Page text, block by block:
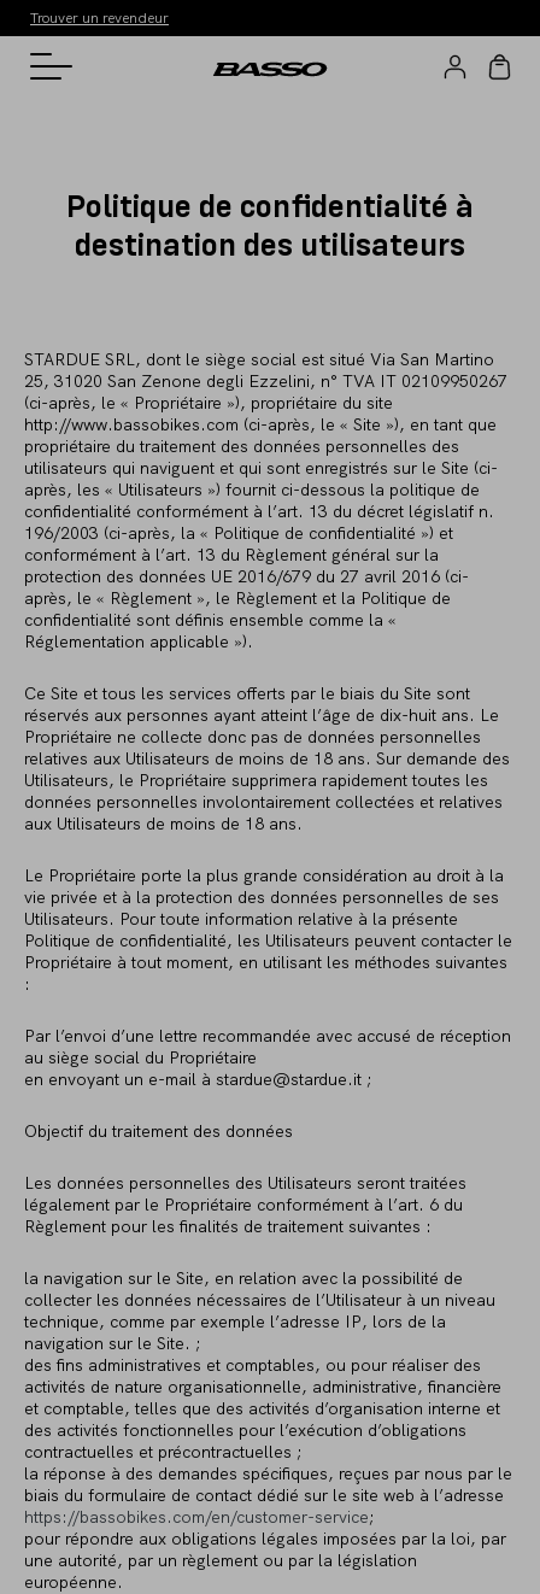
Trouver un revendeur
Politique de confidentialité à
destination des utilisateurs
STARDUE SRL, dont le siège social est situé Via San Martino
25, 31020 San Zenone degli Ezzelini, n° TVA IT 02109950267
(ci-après, le « Propriétaire »), propriétaire du site
http://www.bassobikes.com (ci-après, le « Site »), en tant que
propriétaire du traitement des données personnelles des
utilisateurs qui naviguent et qui sont enregistrés sur le Site (ci-
après, les « Utilisateurs ») fournit ci-dessous la politique de
confidentialité conformément à l’art. 13 du décret législatif n.
196/2003 (ci-après, la « Politique de confidentialité ») et
conformément à l’art. 13 du Règlement général sur la
protection des données UE 2016/679 du 27 avril 2016 (ci-
après, le « Règlement », le Règlement et la Politique de
confidentialité sont définis ensemble comme la «
Réglementation applicable »).
Ce Site et tous les services offerts par le biais du Site sont
réservés aux personnes ayant atteint l’âge de dix-huit ans. Le
Propriétaire ne collecte donc pas de données personnelles
relatives aux Utilisateurs de moins de 18 ans. Sur demande des
Utilisateurs, le Propriétaire supprimera rapidement toutes les
données personnelles involontairement collectées et relatives
aux Utilisateurs de moins de 18 ans.
Le Propriétaire porte la plus grande considération au droit à la
vie privée et à la protection des données personnelles de ses
Utilisateurs. Pour toute information relative à la présente
Politique de confidentialité, les Utilisateurs peuvent contacter le
Propriétaire à tout moment, en utilisant les méthodes suivantes
:
Par l’envoi d’une lettre recommandée avec accusé de réception
au siège social du Propriétaire
en envoyant un e-mail à stardue@stardue.it ;
Objectif du traitement des données
Les données personnelles des Utilisateurs seront traitées
légalement par le Propriétaire conformément à l’art. 6 du
Règlement pour les finalités de traitement suivantes :
la navigation sur le Site, en relation avec la possibilité de
collecter les données nécessaires de l’Utilisateur à un niveau
technique, comme par exemple l’adresse IP, lors de la
navigation sur le Site. ;
des fins administratives et comptables, ou pour réaliser des
activités de nature organisationnelle, administrative, financière
et comptable, telles que des activités d’organisation interne et
des activités fonctionnelles pour l’exécution d’obligations
contractuelles et précontractuelles ;
la réponse à des demandes spécifiques, reçues par nous par le
biais du formulaire de contact dédié sur le site web à l’adresse
https://bassobikes.com/en/customer-service;
pour répondre aux obligations légales imposées par la loi, par
une autorité, par un règlement ou par la législation
européenne.